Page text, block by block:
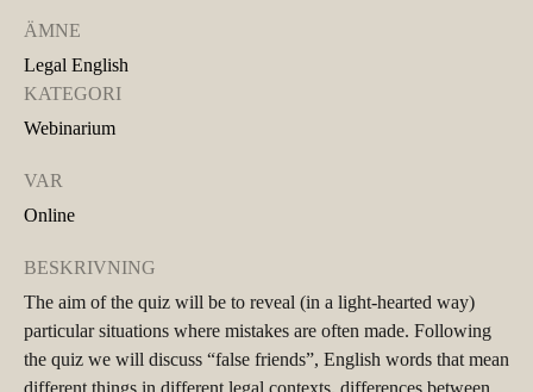
ÄMNE
Legal English
KATEGORI
Webinarium
VAR
Online
BESKRIVNING
The aim of the quiz will be to reveal (in a light-hearted way)
particular situations where mistakes are often made. Following
the quiz we will discuss “false friends”, English words that mean
different things in different legal contexts, differences between